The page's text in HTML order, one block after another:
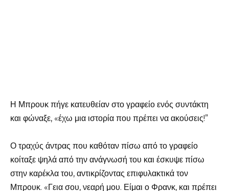
Η Μπρουκ πήγε κατευθείαν στο γραφείο ενός συντάκτη
και φώναξε, «έχω μια ιστορία που πρέπει να ακούσεις!”
Ο τραχύς άντρας που καθόταν πίσω από το γραφείο
κοίταξε ψηλά από την ανάγνωσή του και έσκυψε πίσω
στην καρέκλα του, αντικρίζοντας επιφυλακτικά τον
Μπρουκ. «Γεια σου, νεαρή μου. Είμαι ο Φρανκ, και πρέπει